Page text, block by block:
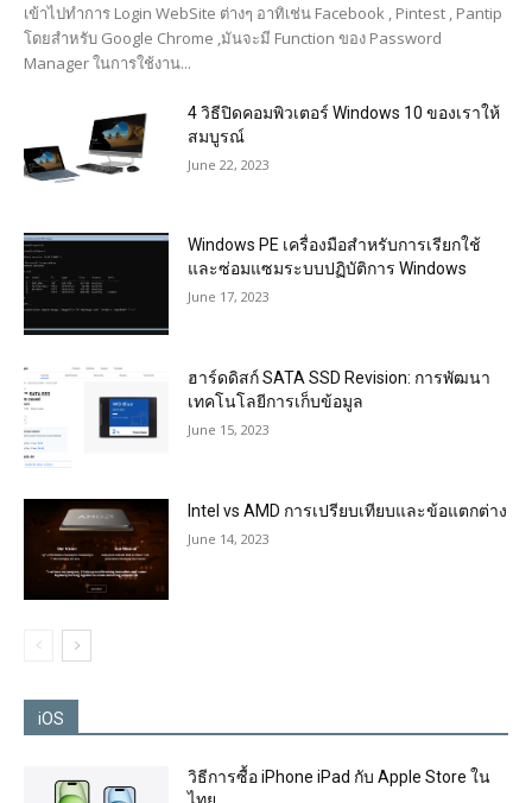
เข้าไปทำการ Login WebSite ต่างๆ อาทิเช่น Facebook , Pintest , Pantip
โดยสำหรับ Google Chrome ,มันจะมี Function ของ Password
Manager ในการใช้งาน...
4 วิธีปิดคอมพิวเตอร์ Windows 10 ของเราให้
สมบูรณ์
June 22, 2023
Windows PE เครื่องมือสำหรับการเรียกใช้
และซ่อมแซมระบบปฏิบัติการ Windows
June 17, 2023
ฮาร์ดดิสก์ SATA SSD Revision: การพัฒนา
เทคโนโลยีการเก็บข้อมูล
June 15, 2023
Intel vs AMD การเปรียบเทียบและข้อแตกต่าง
June 14, 2023
iOS
วิธีการซื้อ iPhone iPad กับ Apple Store ใน